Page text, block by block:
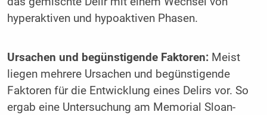
hyperaktiven und hypoaktiven Phasen.
Ursachen und begünstigende Faktoren:Meist
liegen mehrere Ursachen und begünstigende
Faktoren für die Entwicklung eines Delirs vor. So
ergab eine Untersuchung am Memorial Sloan-